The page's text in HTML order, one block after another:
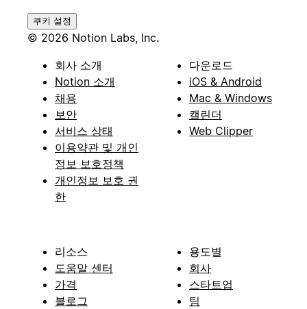
쿠키 설정
© 2026 Notion Labs, Inc.
회사 소개
Notion 소개
채용
보안
서비스 상태
이용약관 및 개인
정보 보호정책
개인정보 보호 권
한
다운로드
iOS & Android
Mac & Windows
캘린더
Web Clipper
리소스
도움말 센터
가격
블로그
용도별
회사
스타트업
팀